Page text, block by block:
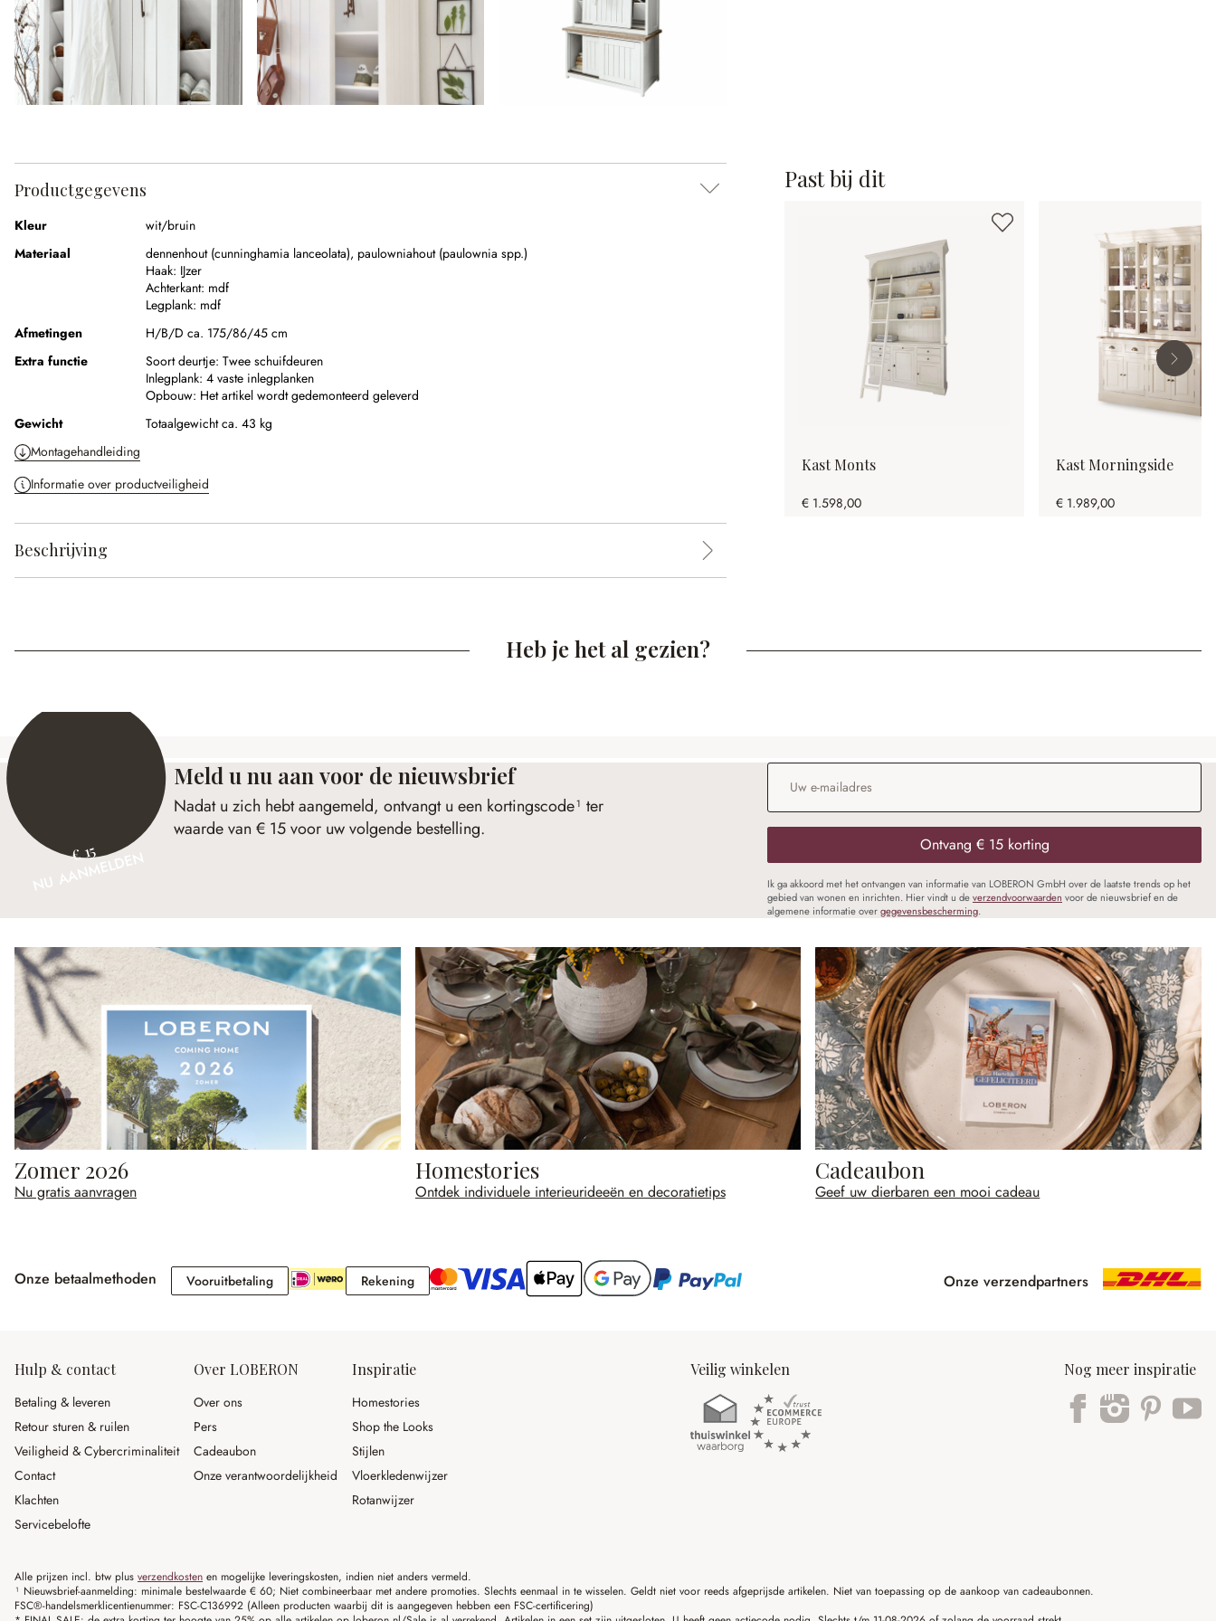
Productgegevens
Kleur
wit/bruin
Materiaal
dennenhout (cunninghamia lanceolata), paulowniahout (paulownia spp.)
Haak: IJzer
Achterkant: mdf
Legplank: mdf
Afmetingen
H/B/D ca. 175/86/45 cm
Extra functie
Soort deurtje: Twee schuifdeuren
Inlegplank: 4 vaste inlegplanken
Opbouw: Het artikel wordt gedemonteerd geleverd
Gewicht
Totaalgewicht ca. 43 kg
Montagehandleiding
Informatie over productveiligheid
Beschrijving
Past bij dit
Kast Monts
€ 1.598,00
Kast Morningside
€ 1.989,00
Heb je het al gezien?
€ 15
NU AANMELDEN
Meld u nu aan voor de nieuwsbrief
Nadat u zich hebt aangemeld, ontvangt u een kortingscode¹ ter
waarde van € 15 voor uw volgende bestelling.
E-mailadres
Ontvang € 15 korting
Ik ga akkoord met het ontvangen van informatie van LOBERON GmbH over de laatste trends op het
gebied van wonen en inrichten. Hier vindt u deverzendvoorwaarden voor de nieuwsbrief en de
algemene informatie overgegevensbescherming.
Zomer 2026
Nu gratis aanvragen
Homestories
Ontdek individuele interieurideeën en decoratietips
Cadeaubon
Geef uw dierbaren een mooi cadeau
Onze betaalmethoden VooruitbetalingVooruitbetaling RekeningRekening Onze verzendpartners
Hulp & contact
Betaling & leveren
Retour sturen & ruilen
Veiligheid & Cybercriminaliteit
Contact
Klachten
Servicebelofte
Over LOBERON
Over ons
Pers
Cadeaubon
Onze verantwoordelijkheid
Inspiratie
Homestories
Shop the Looks
Stijlen
Vloerkledenwijzer
Rotanwijzer
Veilig winkelen Nog meer inspiratie
Alle prijzen incl. btw plus verzendkosten en mogelijke leveringskosten, indien niet anders vermeld.
¹ Nieuwsbrief-aanmelding: minimale bestelwaarde € 60; Niet combineerbaar met andere promoties. Slechts eenmaal in te wisselen. Geldt niet voor reeds afgeprijsde artikelen. Niet van toepassing op de aankoop van cadeaubonnen.
FSC®-handelsmerklicentienummer: FSC-C136992 (Alleen producten waarbij dit is aangegeven hebben een FSC-certificering)